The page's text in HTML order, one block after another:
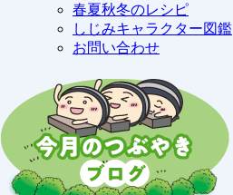
春夏秋冬のレシピ
しじみキャラクター図鑑
お問い合わせ